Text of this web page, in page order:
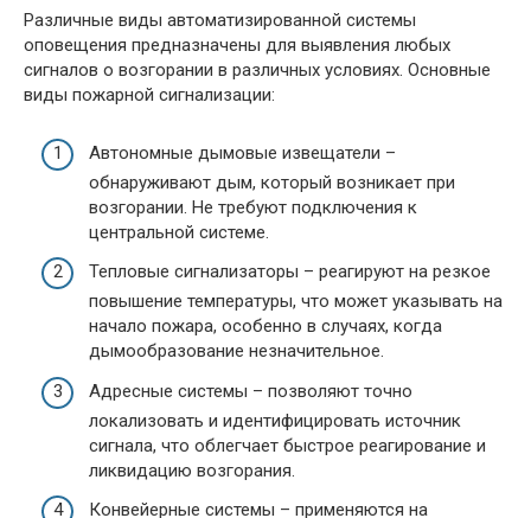
Различные виды автоматизированной системы
оповещения предназначены для выявления любых
сигналов о возгорании в различных условиях. Основные
виды пожарной сигнализации:
Автономные дымовые извещатели –
обнаруживают дым, который возникает при
возгорании. Не требуют подключения к
центральной системе.
Тепловые сигнализаторы – реагируют на резкое
повышение температуры, что может указывать на
начало пожара, особенно в случаях, когда
дымообразование незначительное.
Адресные системы – позволяют точно
локализовать и идентифицировать источник
сигнала, что облегчает быстрое реагирование и
ликвидацию возгорания.
Конвейерные системы – применяются на